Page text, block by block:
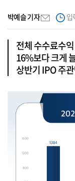
박예슬 기자 입
전체 수수료수
16%보다 크게
상반기 IPO 주